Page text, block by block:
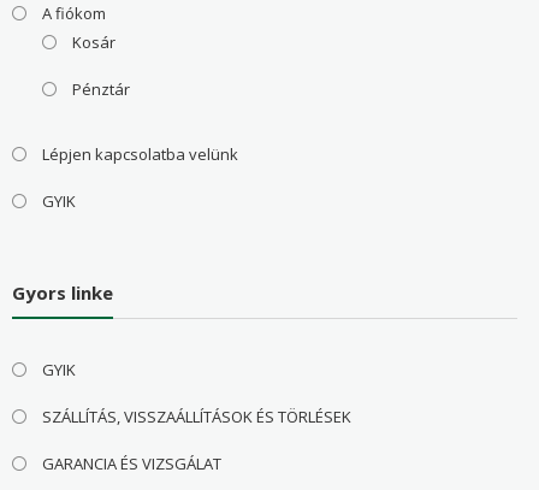
A fiókom
Kosár
Pénztár
Lépjen kapcsolatba velünk
GYIK
Gyors linke
GYIK
SZÁLLÍTÁS, VISSZAÁLLÍTÁSOK ÉS TÖRLÉSEK
GARANCIA ÉS VIZSGÁLAT